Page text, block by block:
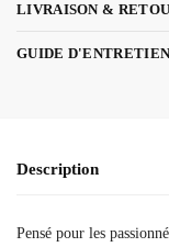
LIVRAISON &
GUIDE
Description
Pensé pour les